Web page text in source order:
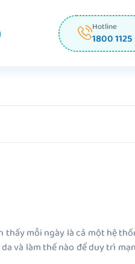
Hotline
1800 1125
thấy mỗi ngày là cả một hệ
và làm thế nào để duy trì